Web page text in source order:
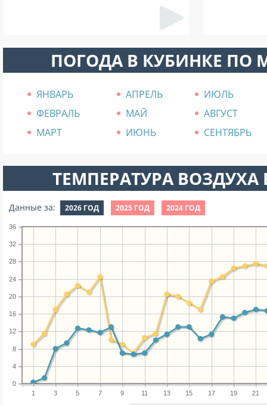
ПОГОДА В КУБИНКЕ ПО
ЯНВАРЬ АПРЕЛЬ
ИЮЛЬ
ФЕВРАЛЬ
МАЙ
АВГУСТ
МАРТ
ИЮНЬ СЕНТЯБРЬ
ТЕМПЕРАТУРА ВОЗДУХА
Данные за: 2026 ГОД 2025 ГОД 2024 ГОД
1 3 5 7 9 11 13 15 17 19 21
0
4
8
12
16
20
24
28
32
36